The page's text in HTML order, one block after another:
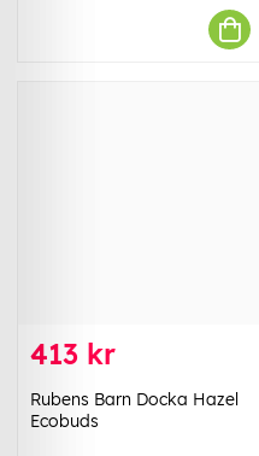
413 kr
Rubens Barn Docka Hazel
Ecobuds